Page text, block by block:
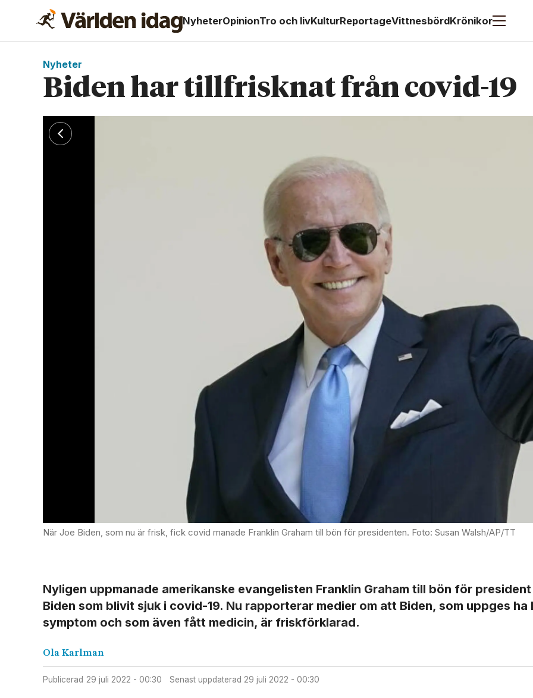
NyheterOpinionTro och livKulturReportageVittnesbördKrönikor
Nyheter
Biden har tillfrisknat från covid-19
När Joe Biden, som nu är frisk, fick covid manade Franklin Graham till bön för presidenten. Foto: Susan Walsh/AP/TT
Nyligen uppmanade amerikanske evangelisten Franklin Graham till bön för
Biden som blivit sjuk i covid-19. Nu rapporterar medier om att Biden, som uppges ha
symptom och som även fått medicin, är friskförklarad.
Ola Karlman
Publicerad 29 juli 2022 - 00:30 Senast uppdaterad 29 juli 2022 - 00:30